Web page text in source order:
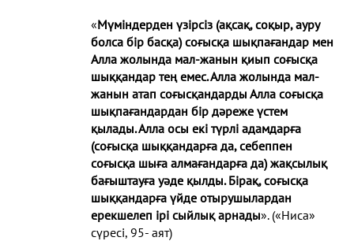
«Мүміндерден үзірсіз (ақсақ, соқыр, ауру
болса бір басқа) соғысқа шықпағандар мен
Алла жолында мал-жанын қиып соғысқа
шыққандар тең емес. Алла жолында мал-
жанын атап соғысқандарды Алла соғысқа
шықпағандардан бір дәреже үстем
қылады. Алла осы екі түрлі адамдарға
(соғысқа шыққандарға да, себеппен
соғысқа шыға алмағандарға да) жақсылық
бағыштауға уәде қылды. Бірақ, соғысқа
шыққандарға үйде отырушылардан
ерекшелеп ірі сыйлық арнады». («Ниса»
сүресі, 95- аят)